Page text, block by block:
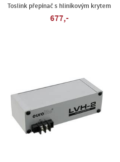
Toslink přepínač s hliníkovým krytem
677,-